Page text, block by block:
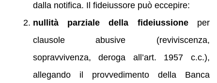
dalla notifica. Il fideiussore può eccepire:
nullità parziale della fideiussioneper
clausole abusive (reviviscenza,
sopravvivenza, deroga all’art. 1957 c.c.),
allegando il provvedimento della Banca